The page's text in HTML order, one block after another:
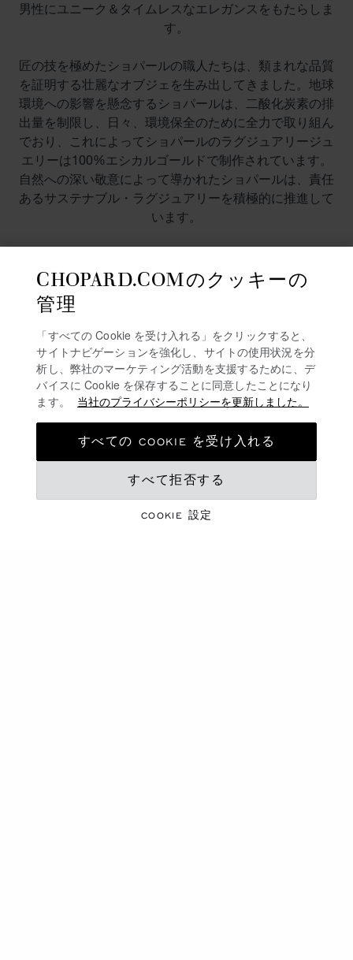
男性にユニーク＆タイムレスなエレガンスをもたらしま
す。
匠の技を極めたショパールの職人たちは、類まれな品質
を証明する壮麗なオブジェを生み出してきました。地球
環境への影響を懸念するショパールは、二酸化炭素の排
出量を制限し、日々、環境保全のために全力で取り組ん
でおり、これによってショパールのラグジュアリージュ
エリーは100%エシカルゴールドで制作されています。
自然への深い敬意によって導かれたショパールは、責任
あるサステナブル・ラグジュアリーを積極的に推進して
います。
詳細を見る
ゴールド＆ダイヤモンドイヤリング
ラグジュアリーネックレス
送料無料
CHOPARD.COMのクッキーの
管理
「すべての Cookie を受け入れる」をクリックすると、
サイトナビゲーションを強化し、サイトの使用状況を分
析し、弊社のマーケティング活動を支援するために、デ
バイスに Cookie を保存することに同意したことになり
ます。
当社のプライバシーポリシーを更新しました。
COOKIE 設定
すべて拒否する
すべての COOKIE を受け入れる